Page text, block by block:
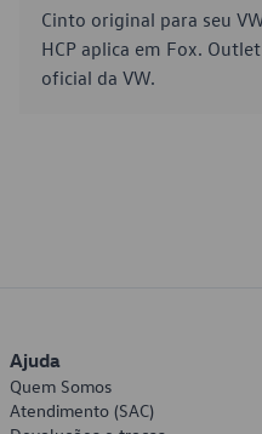
Cinto original para seu
HCP aplica em Fox.
oficial da VW.
Ajuda
Quem Somos
Atendimento (SAC)